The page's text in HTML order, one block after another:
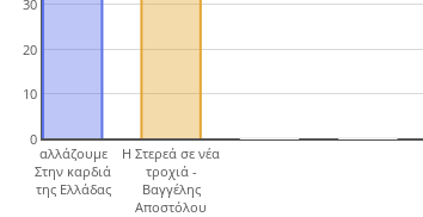
αλλάζουμε
Στην καρδιά
της Ελλάδας
Η Στερεά σε νέα
τροχιά -
Βαγγέλης
Αποστόλου
0
10
20
30